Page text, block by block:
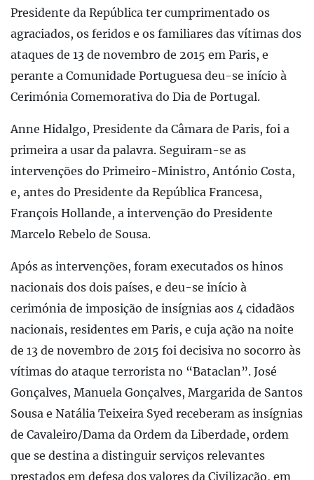
Presidente da República ter cumprimentado os
agraciados, os feridos e os familiares das vítimas dos
ataques de 13 de novembro de 2015 em Paris, e
perante a Comunidade Portuguesa deu-se início à
Cerimónia Comemorativa do Dia de Portugal.
Anne Hidalgo, Presidente da Câmara de Paris, foi a
primeira a usar da palavra. Seguiram-se as
intervenções do Primeiro-Ministro, António Costa,
e, antes do Presidente da República Francesa,
François Hollande, a intervenção do Presidente
Marcelo Rebelo de Sousa.
Após as intervenções, foram executados os hinos
nacionais dos dois países, e deu-se início à
cerimónia de imposição de insígnias aos 4 cidadãos
nacionais, residentes em Paris, e cuja ação na noite
de 13 de novembro de 2015 foi decisiva no socorro às
vítimas do ataque terrorista no “Bataclan”. José
Gonçalves, Manuela Gonçalves, Margarida de Santos
Sousa e Natália Teixeira Syed receberam as insígnias
de Cavaleiro/Dama da Ordem da Liberdade, ordem
que se destina a distinguir serviços relevantes
prestados em defesa dos valores da Civilização, em